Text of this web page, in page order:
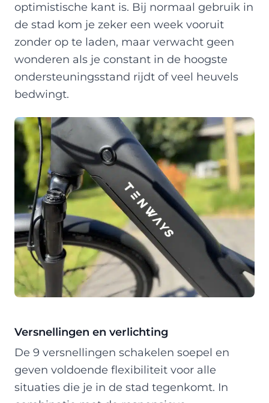
optimistische kant is. Bij normaal gebruik in
de stad kom je zeker een week vooruit
zonder op te laden, maar verwacht geen
wonderen als je constant in de hoogste
ondersteuningsstand rijdt of veel heuvels
bedwingt.
Versnellingen en verlichting
De 9 versnellingen schakelen soepel en
geven voldoende flexibiliteit voor alle
situaties die je in de stad tegenkomt. In